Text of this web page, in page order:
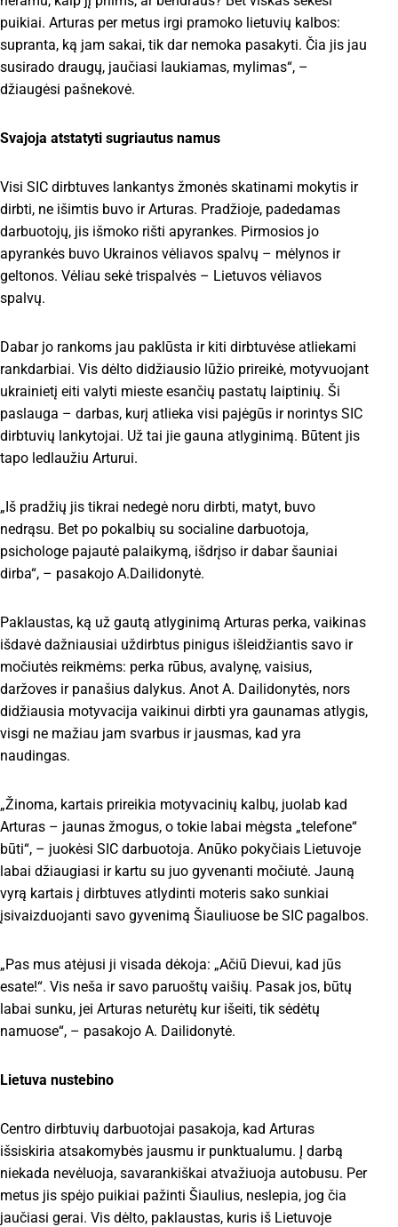
puikiai. Arturas per metus irgi pramoko lietuvių kalbos:
supranta, ką jam sakai, tik dar nemoka pasakyti. Čia jis jau
susirado draugų, jaučiasi laukiamas, mylimas“, –
džiaugėsi pašnekovė.
Svajoja atstatyti sugriautus namus
Visi SIC dirbtuves lankantys žmonės skatinami mokytis ir
dirbti, ne išimtis buvo ir Arturas. Pradžioje, padedamas
darbuotojų, jis išmoko rišti apyrankes. Pirmosios jo
apyrankės buvo Ukrainos vėliavos spalvų – mėlynos ir
geltonos. Vėliau sekė trispalvės – Lietuvos vėliavos
spalvų.
Dabar jo rankoms jau paklūsta ir kiti dirbtuvėse atliekami
rankdarbiai. Vis dėlto didžiausio lūžio prireikė, motyvuojant
ukrainietį eiti valyti mieste esančių pastatų laiptinių. Ši
paslauga – darbas, kurį atlieka visi pajėgūs ir norintys SIC
dirbtuvių lankytojai. Už tai jie gauna atlyginimą. Būtent jis
tapo ledlaužiu Arturui.
„Iš pradžių jis tikrai nedegė noru dirbti, matyt, buvo
nedrąsu. Bet po pokalbių su socialine darbuotoja,
psichologe pajautė palaikymą, išdrįso ir dabar šauniai
dirba“, – pasakojo A.Dailidonytė.
Paklaustas, ką už gautą atlyginimą Arturas perka, vaikinas
išdavė dažniausiai uždirbtus pinigus išleidžiantis savo ir
močiutės reikmėms: perka rūbus, avalynę, vaisius,
daržoves ir panašius dalykus. Anot A. Dailidonytės, nors
didžiausia motyvacija vaikinui dirbti yra gaunamas atlygis,
visgi ne mažiau jam svarbus ir jausmas, kad yra
naudingas.
„Žinoma, kartais prireikia motyvacinių kalbų, juolab kad
Arturas – jaunas žmogus, o tokie labai mėgsta „telefone“
būti“, – juokėsi SIC darbuotoja. Anūko pokyčiais Lietuvoje
labai džiaugiasi ir kartu su juo gyvenanti močiutė. Jauną
vyrą kartais į dirbtuves atlydinti moteris sako sunkiai
įsivaizduojanti savo gyvenimą Šiauliuose be SIC pagalbos.
„Pas mus atėjusi ji visada dėkoja: „Ačiū Dievui, kad jūs
esate!“. Vis neša ir savo paruoštų vaišių. Pasak jos, būtų
labai sunku, jei Arturas neturėtų kur išeiti, tik sėdėtų
namuose“, – pasakojo A. Dailidonytė.
Lietuva nustebino
Centro dirbtuvių darbuotojai pasakoja, kad Arturas
išsiskiria atsakomybės jausmu ir punktualumu. Į darbą
niekada nevėluoja, savarankiškai atvažiuoja autobusu. Per
metus jis spėjo puikiai pažinti Šiaulius, neslepia, jog čia
jaučiasi gerai. Vis dėlto, paklaustas, kuris iš Lietuvoje